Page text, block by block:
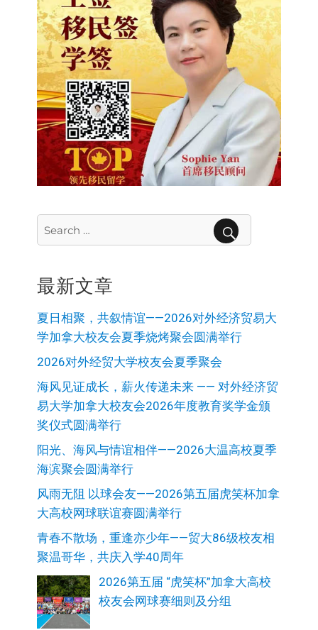
for:
最新文章
夏日相聚，共叙情谊——2026对外经济贸易大
学加拿大校友会夏季烧烤聚会圆满举行
2026对外经贸大学校友会夏季聚会
海风见证成长，薪火传递未来 —— 对外经济贸
易大学加拿大校友会2026年度教育奖学金颁
奖仪式圆满举行
阳光、海风与情谊相伴——2026大温高校夏季
海滨聚会圆满举行
风雨无阻 以球会友——2026第五届虎笑杯加拿
大高校网球联谊赛圆满举行
青春不散场，重逢亦少年——贸大86级校友相
聚温哥华，共庆入学40周年
2026第五届 “虎笑杯”加拿大高校
校友会网球赛细则及分组